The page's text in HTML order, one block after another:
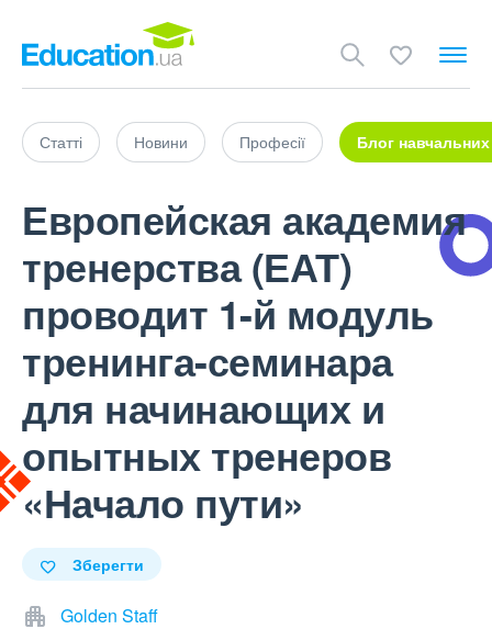
Статті Новини Професії Блог навчальних
Европейская академия
тренерства (ЕАТ)
проводит 1-й модуль
тренинга-семинара
для начинающих и
опытных тренеров
«Начало пути»
Зберегти
Golden Staff